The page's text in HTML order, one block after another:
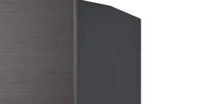
modeller tercih edilmeli.
da genel temizlik performansı ve kullanım kolaylığı